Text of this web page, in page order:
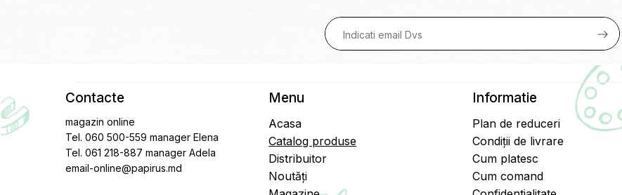
Contacte
magazin online
Tel. 060 500-559 manager Elena
Tel. 061 218-887 manager Adela
email-online@papirus.md
Menu
Acasa
Catalog produse
Distribuitor
Noutăți
Informatie
Plan de reduceri
Condiții de livrare
Cum platesc
Cum comand